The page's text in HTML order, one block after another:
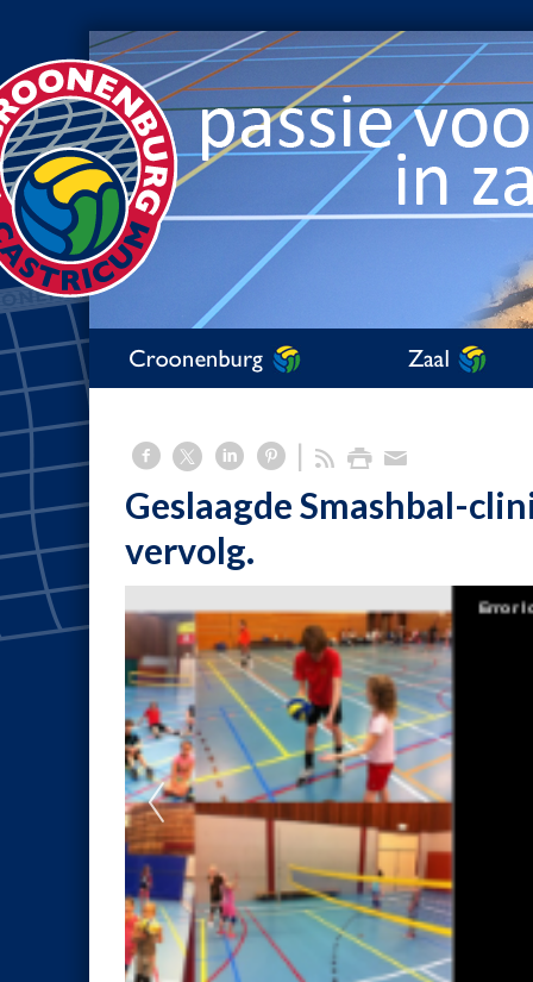
Geslaagde Smashbal-
vervolg.
Error loading player: No playable sources